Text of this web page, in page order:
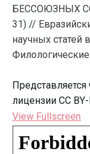
БЕССОЮЗНЫХ
31) //
научных
Филологические
лицензии CC
View Fullscreen
Перейти